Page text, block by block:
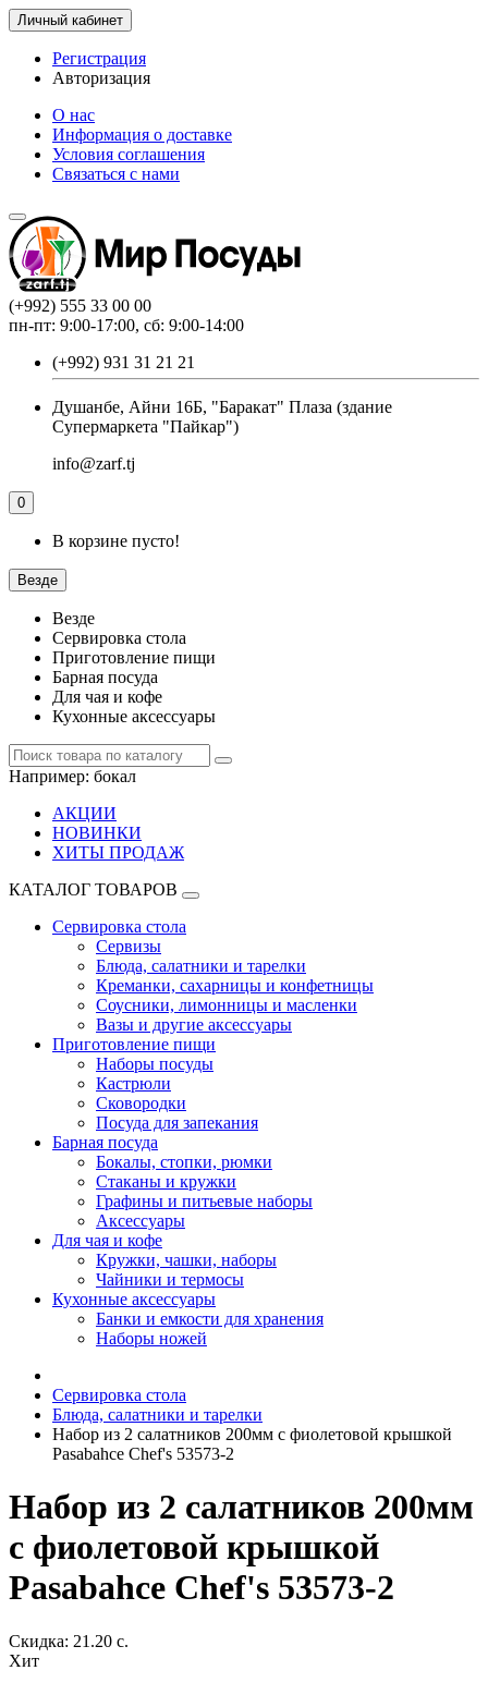
Личный кабинет
Регистрация
Авторизация
О нас
Информация о доставке
Условия соглашения
Связаться с нами
(+992) 555 33 00 00
пн-пт: 9:00-17:00, сб: 9:00-14:00
(+992) 931 31 21 21
Душанбе, Айни 16Б, "Баракат" Плаза (здание
Супермаркета "Пайкар")
info@zarf.tj
0
В корзине пусто!
Везде
Везде
Сервировка стола
Приготовление пищи
Барная посуда
Для чая и кофе
Кухонные аксессуары
Например: бокал
АКЦИИ
НОВИНКИ
ХИТЫ ПРОДАЖ
КАТАЛОГ ТОВАРОВ
Сервировка стола
Сервизы
Блюда, салатники и тарелки
Креманки, сахарницы и конфетницы
Соусники, лимонницы и масленки
Вазы и другие аксессуары
Приготовление пищи
Наборы посуды
Кастрюли
Сковородки
Посуда для запекания
Барная посуда
Бокалы, стопки, рюмки
Стаканы и кружки
Графины и питьевые наборы
Аксессуары
Для чая и кофе
Кружки, чашки, наборы
Чайники и термосы
Кухонные аксессуары
Банки и емкости для хранения
Наборы ножей
Сервировка стола
Блюда, салатники и тарелки
Набор из 2 салатников 200мм с фиолетовой крышкой
Pasabahce Chef's 53573-2
Набор из 2 салатников 200мм
с фиолетовой крышкой
Pasabahce Chef's 53573-2
Скидка: 21.20 с.
Хит